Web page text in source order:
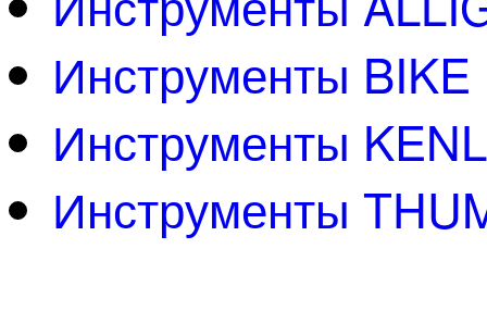
Инструменты BIKE
Инструменты
Инструменты